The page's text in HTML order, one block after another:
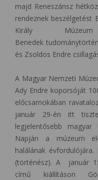
majd Reneszánsz
rendeznek beszélgetést
Király
Benedek
és Zsoldos Endre
A Magyar Nemzeti
Ady Endre koporsóját
előcsarnokában
január 29-én itt
legjelentősebb
Napján a múzeum
halálának évfordulójára.
(történész). A január
című kiállításon